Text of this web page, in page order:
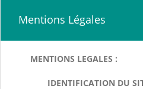
Mentions Légales
MENTIONS LEGALES :
IDENTIFICATION DU